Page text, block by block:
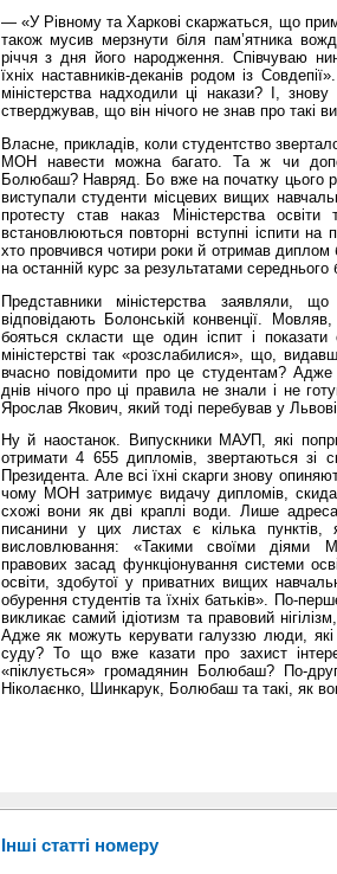
— «У Рівному та Харкові скаржаться, що
також мусив мерзнути біля пам’ятника
річчя з дня його народження. Співчуваю
їхніх наставників-деканів родом із
міністерства надходили ці накази? І,
стверджував, що він нічого не знав про такі
Власне, прикладів, коли студентство
МОН навести можна багато. Та ж чи
Болюбаш? Навряд. Бо вже на початку цього
виступали студенти місцевих вищих
протесту став наказ Міністерства
встановлюються повторні вступні іспити
хто провчився чотири роки й отримав
на останній курс за результатами середнього
Представники міністерства заявляли,
відповідають Болонській конвенції.
бояться скласти ще один іспит і
міністерстві так «розслабилися», що,
вчасно повідомити про це студентам? Адже
днів нічого про ці правила не знали і не
Ярослав Якович, який тоді перебував у Львові,
Ну й наостанок. Випускники МАУП, які
отримати 4 655 дипломів, звертаються зі
Президента. Але всі їхні скарги знову
чому МОН затримує видачу дипломів,
схожі вони як дві краплі води. Лише
писанини у цих листах є кілька пунктів,
висловлювання: «Такими своїми діями
правових засад функціонування системи
освіти, здобутої у приватних вищих
обурення студентів та їхніх батьків». По-
викликає самий ідіотизм та правовий
Адже як можуть керувати галуззю люди,
суду? То що вже казати про захист
«піклується» громадянин Болюбаш? По-
Ніколаєнко, Шинкарук, Болюбаш та такі, як
Інші статті номеру